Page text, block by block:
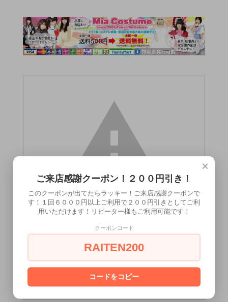
オーラルワイドナー 2個セット）は18歳未
[ はい ] [ いいえ ]
×
ご来店感謝クーポン！２００円引き！
このクーポンが出てたらラッキー！ご来店感謝クーポンで
す！１回６０００円以上ご利用で２００円引きとしてご利
用いただけます！リピーター様もご利用可能です！
クーポンコード
RAITEN200
コードをコピー